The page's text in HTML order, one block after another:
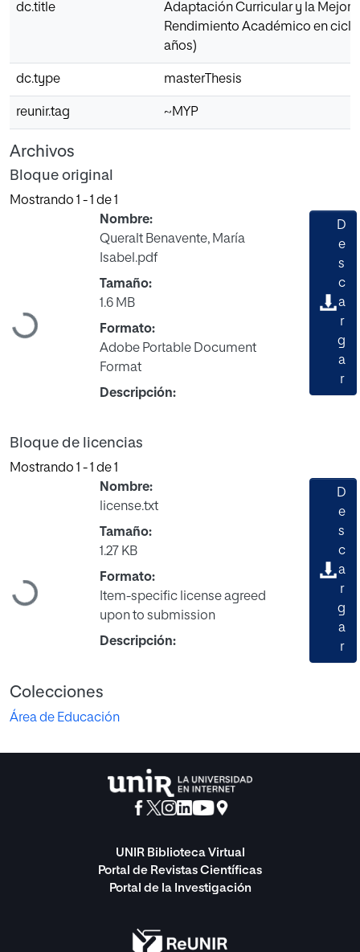
dc.title
Adaptación Curricular y la
Rendimiento Académico en
años)
dc.type masterThesis
reunir.tag ~MYP
Archivos
Bloque original
Mostrando 1 - 1 de 1
Cargando...
Nombre:
Queralt Benavente, María
Isabel.pdf
Tamaño:
1.6 MB
Formato:
Adobe Portable Document
Format
Descripción:
D
e
s
c
a
r
g
a
r
Bloque de licencias
Mostrando 1 - 1 de 1
Cargando...
Nombre:
license.txt
Tamaño:
1.27 KB
Formato:
Item-specific license agreed
upon to submission
Descripción:
D
e
s
c
a
r
g
a
r
Colecciones
Área de Educación
UNIR Biblioteca Virtual
Portal de Revistas Científicas
Portal de la Investigación